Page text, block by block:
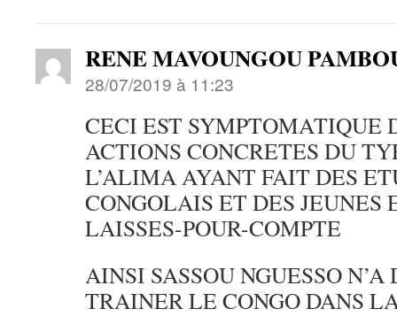
RENE MAVOUNGOU
28/07/2019 à 11:23
CECI EST SYMPTOMATIQUE
ACTIONS CONCRETES DU
L’ALIMA AYANT FAIT DES
CONGOLAIS ET DES JEUNES
LAISSES-POUR-COMPTE
AINSI SASSOU NGUESSO N’A
TRAINER LE CONGO DANS